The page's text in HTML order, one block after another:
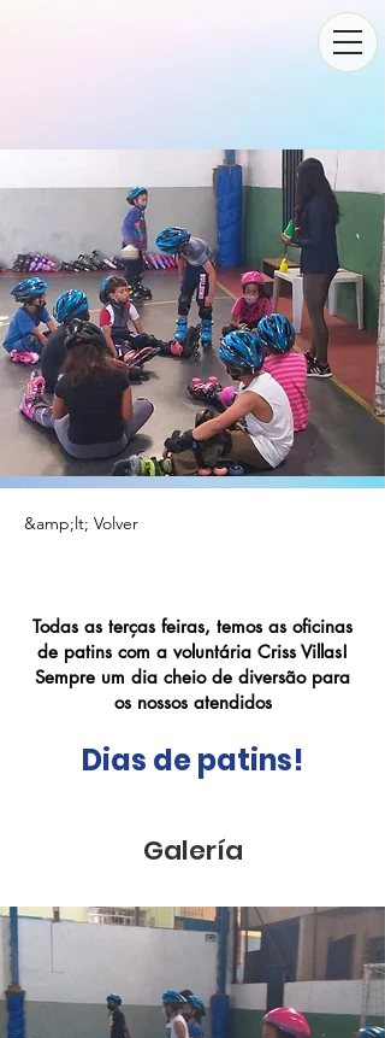
&amp;lt; Volver
Todas as terças feiras, temos as oficinas
de patins com a voluntária Criss Villas!
Sempre um dia cheio de diversão para
os nossos atendidos
Dias de patins!
Galería